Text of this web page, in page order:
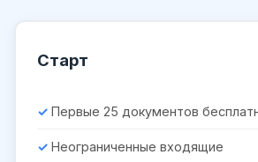
Старт
Первые 25 документов
Неограниченные входящие